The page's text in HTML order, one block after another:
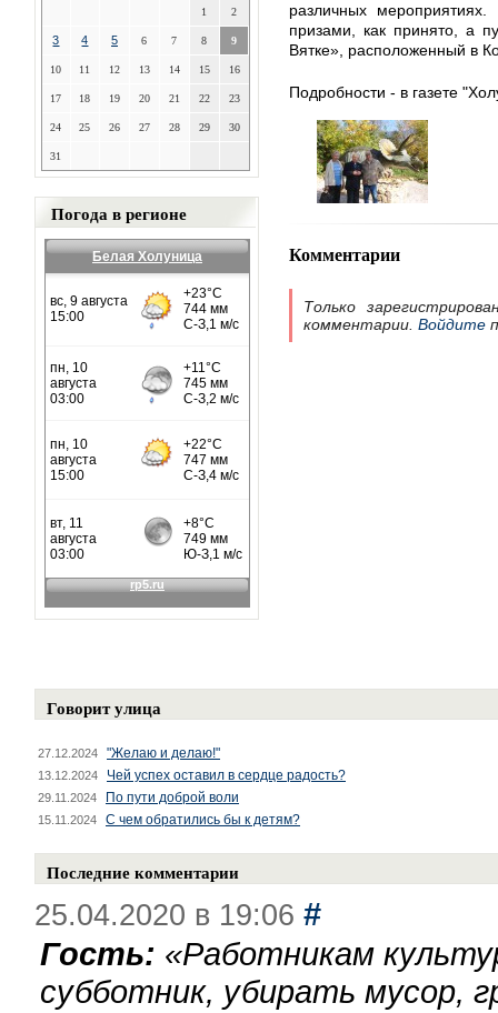
1 2
3 4 5 6 7 8 9
10 11 12 13 14 15 16
17 18 19 20 21 22 23
24 25 26 27 28 29 30
31
Погода в регионе
Белая Холуница
различных
призами, как принято, а
Вятке», расположенный в
Подробности - в газете
Комментарии
Только
комментарии. Войдите
Говорит улица
27.12.2024 "Желаю и делаю!"
13.12.2024 Чей успех оставил в сердце радость?
29.11.2024 По пути доброй воли
15.11.2024 С чем обратились бы к детям?
Последние комментарии
25.04.2020 в 19:06 #
Гость: «Работникам
субботник, убирать мусор,